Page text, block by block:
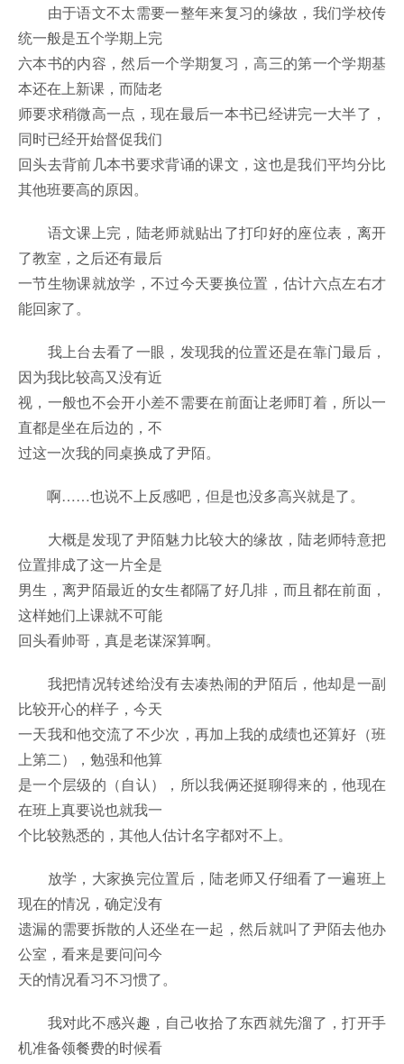
由于语文不太需要一整年来复习的缘故，我们学校传
统一般是五个学期上完
六本书的内容，然后一个学期复习，高三的第一个学期基
本还在上新课，而陆老
师要求稍微高一点，现在最后一本书已经讲完一大半了，
同时已经开始督促我们
回头去背前几本书要求背诵的课文，这也是我们平均分比
其他班要高的原因。
语文课上完，陆老师就贴出了打印好的座位表，离开
了教室，之后还有最后
一节生物课就放学，不过今天要换位置，估计六点左右才
能回家了。
我上台去看了一眼，发现我的位置还是在靠门最后，
因为我比较高又没有近
视，一般也不会开小差不需要在前面让老师盯着，所以一
直都是坐在后边的，不
过这一次我的同桌换成了尹陌。
啊……也说不上反感吧，但是也没多高兴就是了。
大概是发现了尹陌魅力比较大的缘故，陆老师特意把
位置排成了这一片全是
男生，离尹陌最近的女生都隔了好几排，而且都在前面，
这样她们上课就不可能
回头看帅哥，真是老谋深算啊。
我把情况转述给没有去凑热闹的尹陌后，他却是一副
比较开心的样子，今天
一天我和他交流了不少次，再加上我的成绩也还算好（班
上第二），勉强和他算
是一个层级的（自认），所以我俩还挺聊得来的，他现在
在班上真要说也就我一
个比较熟悉的，其他人估计名字都对不上。
放学，大家换完位置后，陆老师又仔细看了一遍班上
现在的情况，确定没有
遗漏的需要拆散的人还坐在一起，然后就叫了尹陌去他办
公室，看来是要问问今
天的情况看习不习惯了。
我对此不感兴趣，自己收拾了东西就先溜了，打开手
机准备领餐费的时候看